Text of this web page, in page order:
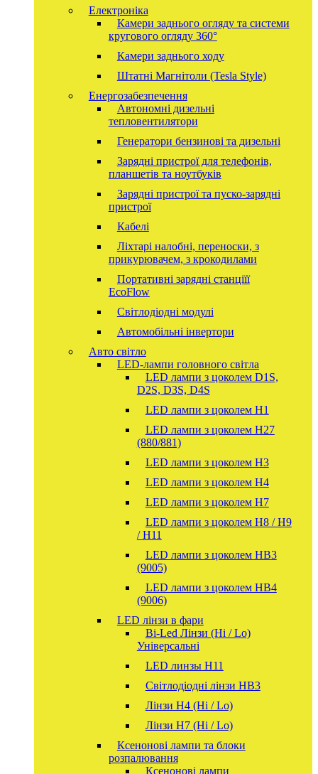
Електроніка
Камери заднього огляду та системи
кругового огляду 360°
Камери заднього ходу
Штатні Магнітоли (Tesla Style)
Енергозабезпечення
Автономні дизельні
тепловентилятори
Генератори бензинові та дизельні
Зарядні пристрої для телефонів,
планшетів та ноутбуків
Зарядні пристрої та пуско-зарядні
пристрої
Кабелі
Ліхтарі налобні, переноски, з
прикурювачем, з крокодилами
Портативні зарядні станціїї
EcoFlow
Світлодіодні модулі
Автомобільні інвертори
Авто світло
LED-лампи головного світла
LED лампи з цоколем D1S,
D2S, D3S, D4S
LED лампи з цоколем H1
LED лампи з цоколем H27
(880/881)
LED лампи з цоколем H3
LED лампи з цоколем H4
LED лампи з цоколем H7
LED лампи з цоколем H8 / H9
/ H11
LED лампи з цоколем HB3
(9005)
LED лампи з цоколем HB4
(9006)
LED лінзи в фари
Bi-Led Лінзи (Hi / Lo)
Універсальні
LED линзы H11
Світлодіодні лінзи HB3
Лінзи Н4 (Hi / Lo)
Лінзи Н7 (Hi / Lo)
Ксенонові лампи та блоки
розпалювання
Ксенонові лампи